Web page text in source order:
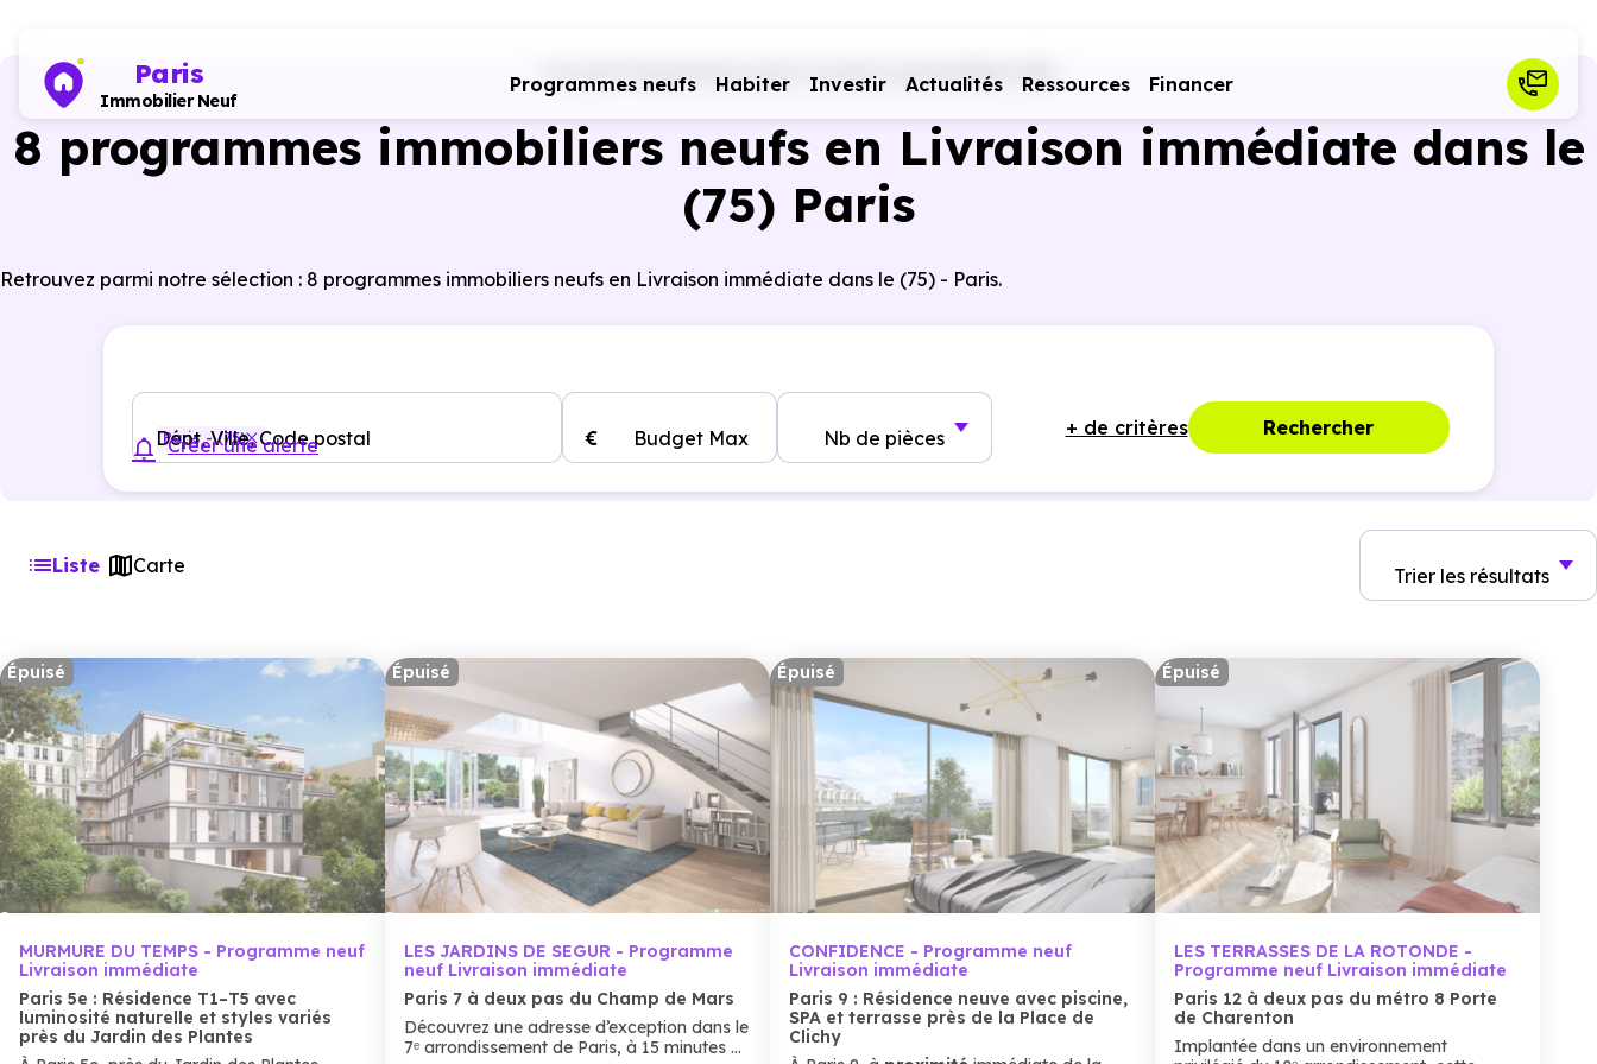
Paris
Immobilier Neuf
Programmes neufs Habiter Investir Actualités Ressources Financer
Programmes neufs Livraison rapide Paris (75)
8 programmes immobiliers neufs en Livraison immédiate dans le
(75) Paris
Retrouvez parmi notre sélection : 8 programmes immobiliers neufs en Livraison immédiate dans le (75) - Paris.
Dépt, Ville, Code postal
Paris - (75) Budget Max
€ Nb de pièces + de critères Rechercher
Créer une alerte
Liste Carte Trier les résultats
Épuisé
MURMURE DU TEMPS - Programme neuf
Livraison immédiate
Paris 5e : Résidence T1–T5 avec
luminosité naturelle et styles variés
près du Jardin des Plantes
Épuisé
LES JARDINS DE SEGUR - Programme
neuf Livraison immédiate
Paris 7 à deux pas du Champ de Mars
Découvrez une adresse d’exception dans le
7ᵉ arrondissement de Paris, à 15 minutes à
Épuisé
CONFIDENCE - Programme neuf
Livraison immédiate
Paris 9 : Résidence neuve avec piscine,
SPA et terrasse près de la Place de
Clichy
Épuisé
LES TERRASSES DE LA ROTONDE -
Programme neuf Livraison immédiate
Paris 12 à deux pas du métro 8 Porte
de Charenton
Implantée dans un environnement